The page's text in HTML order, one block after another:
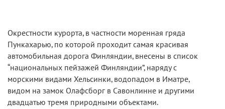
Окрестности курорта, в частности моренная гряда
Пункахарью, по которой проходит самая красивая
автомобильная дорога Финляндии, внесены в список
“национальных пейзажей Финляндии”, наряду с
морскими видами Хельсинки, водопадом в Иматре,
видом на замок Олафсборг в Савонлинне и другими
двадцатью тремя природными объектами.